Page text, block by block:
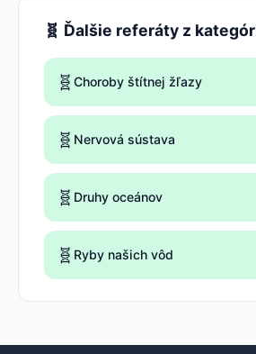
🧬 Ďalšie referáty z
🧬 Choroby štítnej žľazy
🧬 Nervová sústava
🧬 Druhy oceánov
🧬 Ryby našich vôd